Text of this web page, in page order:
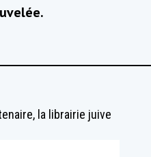
la librairie juive